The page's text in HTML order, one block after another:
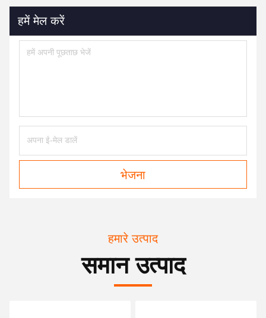
हमें मेल करें
भेजना
हमारे उत्पाद
समान उत्पाद